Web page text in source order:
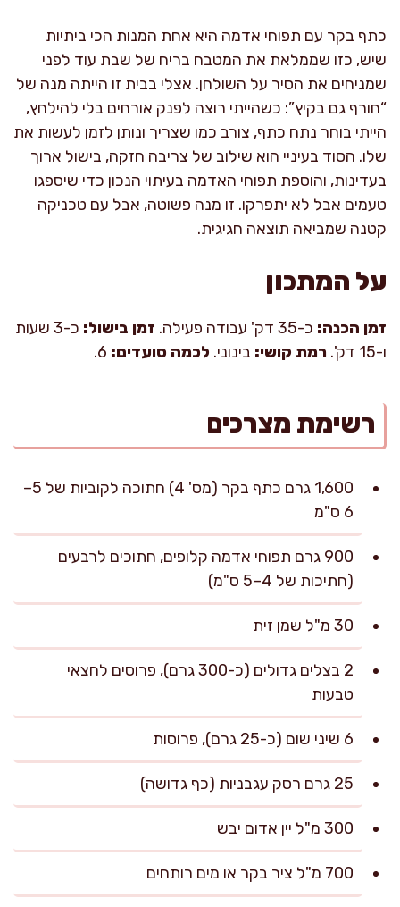
כתף בקר עם תפוחי אדמה היא אחת המנות הכי ביתיות
שיש, כזו שממלאת את המטבח בריח של שבת עוד לפני
שמניחים את הסיר על השולחן. אצלי בבית זו הייתה מנה של
“חורף גם בקיץ”: כשהייתי רוצה לפנק אורחים בלי להילחץ,
הייתי בוחר נתח כתף, צורב כמו שצריך ונותן לזמן לעשות את
שלו. הסוד בעיניי הוא שילוב של צריבה חזקה, בישול ארוך
בעדינות, והוספת תפוחי האדמה בעיתוי הנכון כדי שיספגו
טעמים אבל לא יתפרקו. זו מנה פשוטה, אבל עם טכניקה
קטנה שמביאה תוצאה חגיגית.
על המתכון
זמן הכנה: כ-35 דק' עבודה פעילה. זמן בישול:
כ-3 שעות
ו-15 דק'.
רמת קושי: בינוני. לכמה סועדים:
רשימת מצרכים
1,600 גרם כתף בקר (מס' 4) חתוכה לקוביות של 5–
6 ס"מ
900 גרם תפוחי אדמה קלופים, חתוכים לרבעים
(חתיכות של 4–5 ס"מ)
30 מ"ל שמן זית
2 בצלים גדולים (כ-300 גרם), פרוסים לחצאי
טבעות
6 שיני שום (כ-25 גרם), פרוסות
25 גרם רסק עגבניות (כף גדושה)
300 מ"ל יין אדום יבש
700 מ"ל ציר בקר או מים רותחים